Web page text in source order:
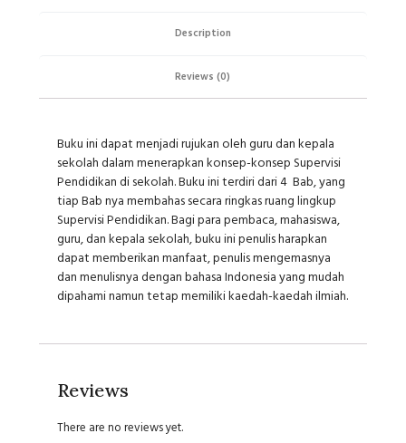
Description
Reviews (0)
Buku ini dapat menjadi rujukan oleh guru dan kepala
sekolah dalam menerapkan konsep-konsep Supervisi
Pendidikandi sekolah. Buku ini terdiri dari4Bab, yang
tiap Bab nya membahas secara ringkas ruang lingkup
Supervisi Pendidikan. Bagi para pembaca, mahasiswa,
guru, dan kepala sekolah, buku ini penulis harapkan
dapat memberikan manfaat, penulis mengemasnya
dan menulisnya dengan bahasa Indonesia yang mudah
dipahami namun tetap memiliki kaedah-kaedah ilmiah.
Reviews
There are no reviews yet.